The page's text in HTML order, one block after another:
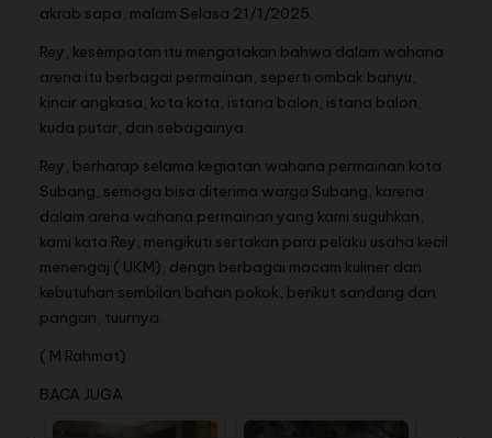
akrab sapa, malam Selasa 21/1/2025.
Rey, kesempatan itu mengatakan bahwa dalam wahana
arena itu berbagai permainan, seperti ombak banyu,
kincir angkasa, kota kota, istana balon, istana balon,
kuda putar, dan sebagainya.
Rey, berharap selama kegiatan wahana permainan kota
Subang, semoga bisa diterima warga Subang, karena
dalam arena wahana permainan yang kami suguhkan,
kami kata Rey, mengikuti sertakan para pelaku usaha kecil
menengaj ( UKM), dengn berbagai macam kuliner dan
kebutuhan sembilan bahan pokok, berikut sandang dan
pangan, tuurnya.
( M Rahmat)
BACA JUGA